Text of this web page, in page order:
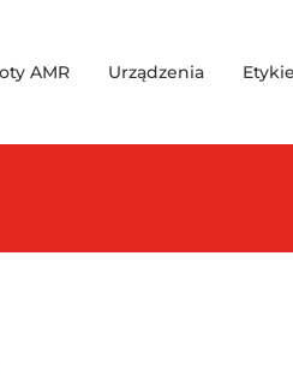
AMR Urządzenia